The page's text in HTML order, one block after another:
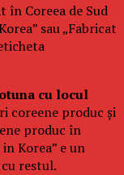
în Coreea de Sud
sau „Fabricat
cu locul
coreene produc și
produc în
Korea” e un
restul.